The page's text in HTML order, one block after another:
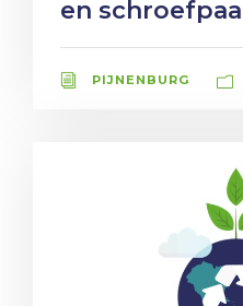
en schroefpaal
PIJNENBURG